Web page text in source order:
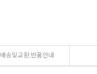
배송및교환,반품안내